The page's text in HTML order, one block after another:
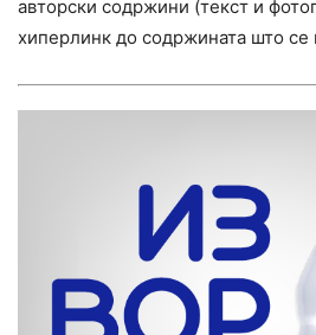
авторски содржини (текст и
хиперлинк до содржината што се